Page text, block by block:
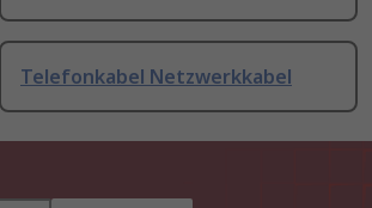
Telefonkabel Netzwerkkabel